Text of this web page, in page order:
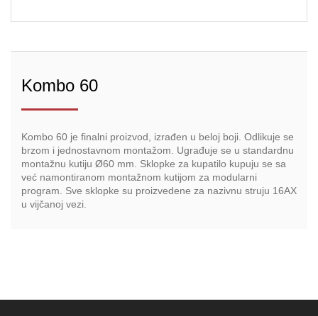
Kombo 60
Kombo 60 je finalni proizvod, izrađen u beloj boji. Odlikuje se
brzom i jednostavnom montažom. Ugrađuje se u standardnu
montažnu kutiju Ø60 mm. Sklopke za kupatilo kupuju se sa
već namontiranom montažnom kutijom za modularni
program. Sve sklopke su proizvedene za nazivnu struju 16AX
u vijčanoj vezi.